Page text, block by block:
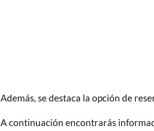
Además, se destaca la opción de
A continuación encontrarás